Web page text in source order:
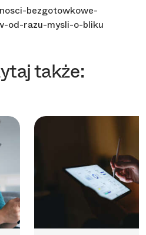
bezgotowkowe-
od-razu-mysli-o-bliku
także: